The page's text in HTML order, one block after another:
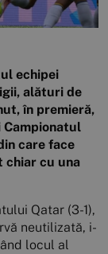
echipei
alături de
în premieră,
care face
chiar cu una
Qatar (3-1),
neutilizată, i-
locul al